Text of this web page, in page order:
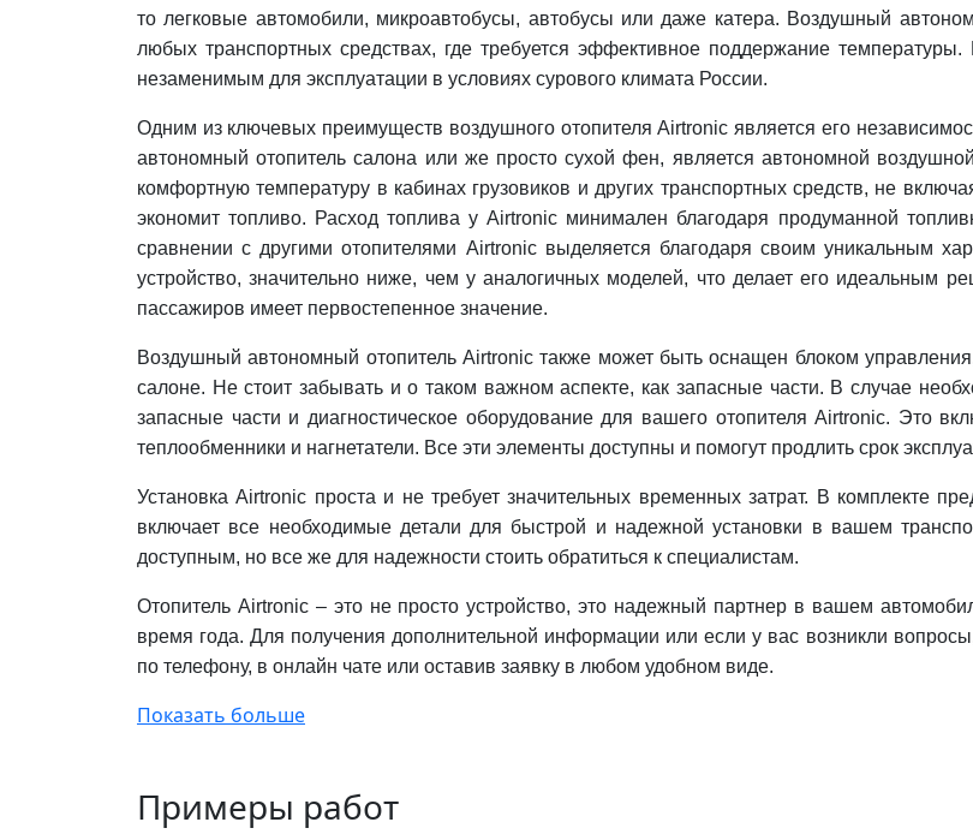
то легковые автомобили, микроавтобусы, автобусы или даже катера. Воздушный
любых транспортных средствах, где требуется эффективное поддержание
незаменимым для эксплуатации в условиях сурового климата России.
Одним из ключевых преимуществ воздушного отопителя Airtronic является его
автономный отопитель салона или же просто сухой фен, является автономной
комфортную температуру в кабинах грузовиков и других транспортных средств, не
экономит топливо. Расход топлива у Airtronic минимален благодаря продуманной
сравнении с другими отопителями Airtronic выделяется благодаря своим уникальным
устройство, значительно ниже, чем у аналогичных моделей, что делает его идеальным
пассажиров имеет первостепенное значение.
Воздушный автономный отопитель Airtronic также может быть оснащен блоком
салоне. Не стоит забывать и о таком важном аспекте, как запасные части. В случае
запасные части и диагностическое оборудование для вашего отопителя Airtronic. Это
теплообменники и нагнетатели. Все эти элементы доступны и помогут продлить срок
Установка Airtronic проста и не требует значительных временных затрат. В комплекте
включает все необходимые детали для быстрой и надежной установки в вашем
доступным, но все же для надежности стоить обратиться к специалистам.
Отопитель Airtronic – это не просто устройство, это надежный партнер в вашем
время года. Для получения дополнительной информации или если у вас возникли
по телефону, в онлайн чате или оставив заявку в любом удобном виде.
Показать больше
Примеры работ